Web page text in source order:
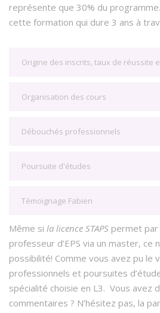
représente que 30% du
cette formation qui dure 3 ans à
Origine des inscrits, taux de réussite
Organisation des cours
Débouchés professionnels
Poursuite d'études
Témoignage Fabien
Même si la licence STAPS permet
professeur d’EPS via un master, ce
possibilité! Comme vous avez pu le
professionnels et poursuites
spécialité choisie en L3. Vous avez
commentaires ? N’hésitez pas, la